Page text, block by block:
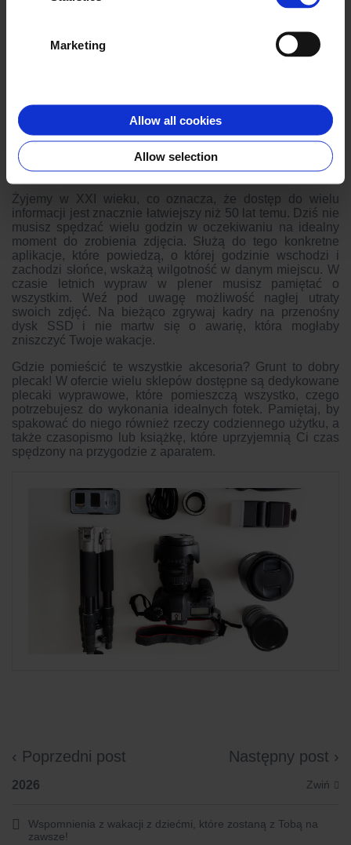
Marketing
Allow all cookies
Allow selection
Choć aparat stanowi podstawowe narzędzie fotografa,
warto mieć przy sobie kilka niezbędnych dodatków.
Wodoodporne etui, wymienne obiektywy czy porządny
statyw to akcesoria, które znacznie ułatwiają pracę.
Żyjemy w XXI wieku, co oznacza, że dostęp do wielu
informacji jest znacznie łatwiejszy niż 50 lat temu. Dziś nie
musisz spędzać wielu godzin w oczekiwaniu na idealny
moment do zrobienia zdjęcia. Służą do tego konkretne
aplikacje, które powiedzą, o której godzinie wschodzi i
zachodzi słońce, wskażą wilgotność w danym miejscu. W
czasie letnich wypraw w plener musisz pamiętać o
wszystkim. Weź pod uwagę możliwość nagłej utraty
swoich zdjęć. Na bieżąco zgrywaj kadry na przenośny
dysk SSD i nie martw się o awarię, która mogłaby
zniszczyć Twoje wakacje.
Gdzie pomieścić te wszystkie akcesoria? Grunt to dobry
plecak! W ofercie wielu sklepów dostępne są dedykowane
plecaki wyprawowe, które pomieszczą wszystko, czego
potrzebujesz do wykonania idealnych fotek. Pamiętaj, by
spakować do niego również rzeczy codziennego użytku, a
także czasopismo lub książkę, które uprzyjemnią Ci czas
spędzony na przygodzie z aparatem.
‹ Poprzedni post Następny post ›
2026
Wspomnienia z wakacji z dziećmi, które zostaną z Tobą na
zawsze!